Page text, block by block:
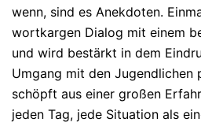
wenn, sind es Anekdoten.
wort­kargen Dialog mit einem
und wird bestärkt in dem
Umgang mit den Jugendlichen
schöpft aus einer großen
jeden Tag, jede Situation als